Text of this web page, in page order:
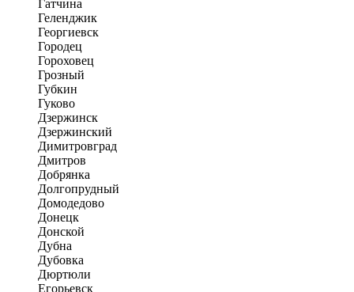
Гатчина
Геленджик
Георгиевск
Городец
Гороховец
Грозный
Губкин
Гуково
Дзержинск
Дзержинский
Димитровград
Дмитров
Добрянка
Долгопрудный
Домодедово
Донецк
Донской
Дубна
Дубовка
Дюртюли
Егорьевск